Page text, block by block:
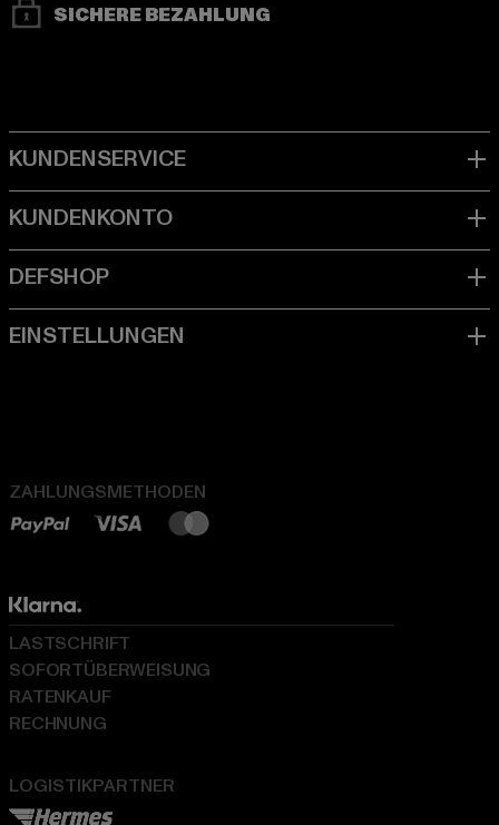
SICHERE BEZAHLUNG
ZAHLUNGSMETHODEN
LOGISTIKPARTNER
LASTSCHRIFT
SOFORTÜBERWEISUNG
RATENKAUF
RECHNUNG